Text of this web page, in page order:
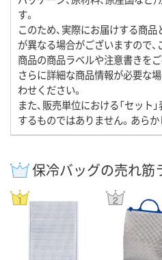
す。
このため、実際にお届けする商
が異なる場合がございますので
商品の商品ラベルや注意書きをご
さらに詳細な商品情報が必要な
わせください。
また、販売単位における「セット
するものではありません。あらか
保冷バッグの売れ筋